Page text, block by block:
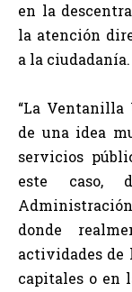
en la
la atención
a la ciudadanía.
“La Ventanilla
de una idea
servicios
este caso,
donde
actividades de
capitales o en